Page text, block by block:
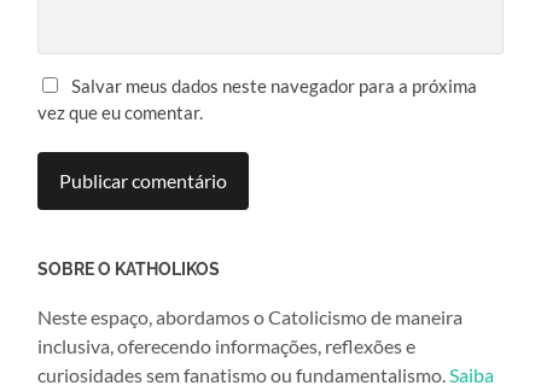
Salvar meus dados neste navegador para a próxima
vez que eu comentar.
SOBRE O KATHOLIKOS
Neste espaço, abordamos o Catolicismo de maneira
inclusiva, oferecendo informações, reflexões e
curiosidades sem fanatismo ou fundamentalismo.Saiba